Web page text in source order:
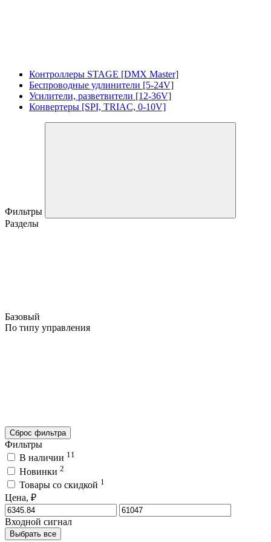
Контроллеры STAGE [DMX Master]
Беспроводные удлинители [5-24V]
Усилители, разветвители [12-36V]
Конвертеры [SPI, TRIAC, 0-10V]
Фильтры
Разделы
Базовый
По типу управления
Сброс фильтра
Фильтры
В наличии 11
Новинки 2
Товары со скидкой 1
Цена, ₽
Входной сигнал
Выбрать все